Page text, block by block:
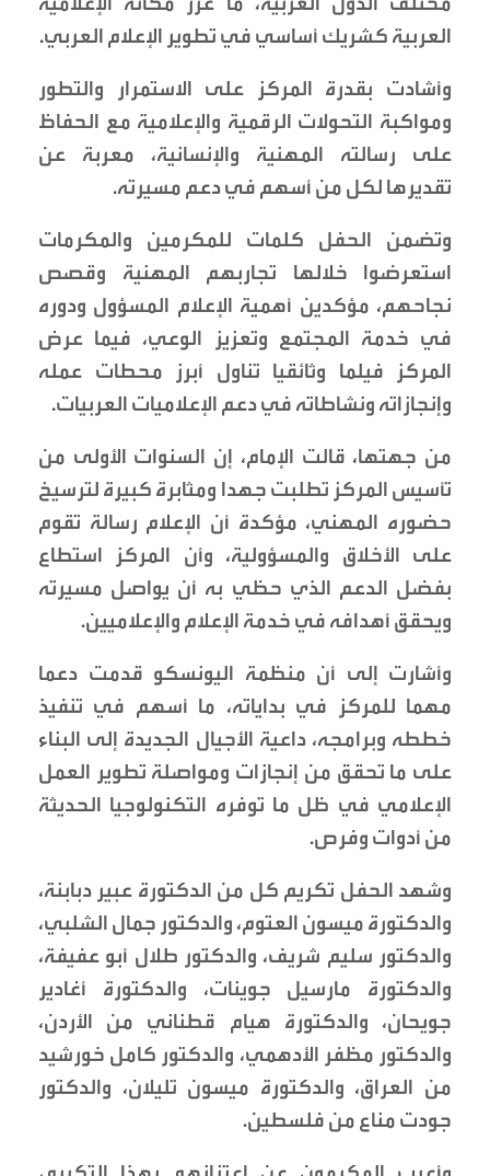
العربية كشريك أساسي في تطوير الإعلام العربي.
وأشادت بقدرة المركز على الاستمرار والتطور
ومواكبة التحولات الرقمية والإعلامية مع الحفاظ
على رسالته المهنية والإنسانية، معربة عن
تقديرها لكل من أسهم في دعم مسيرته.
وتضمن الحفل كلمات للمكرمين والمكرمات
استعرضوا خلالها تجاربهم المهنية وقصص
نجاحهم، مؤكدين أهمية الإعلام المسؤول ودوره
في خدمة المجتمع وتعزيز الوعي، فيما عرض
المركز فيلما وثائقيا تناول أبرز محطات عمله
وإنجازاته ونشاطاته في دعم الإعلاميات العربيات.
من جهتها، قالت الإمام، إن السنوات الأولى من
تأسيس المركز تطلبت جهدا ومثابرة كبيرة لترسيخ
حضوره المهني، مؤكدة أن الإعلام رسالة تقوم
على الأخلاق والمسؤولية، وأن المركز استطاع
بفضل الدعم الذي حظي به أن يواصل مسيرته
ويحقق أهدافه في خدمة الإعلام والإعلاميين.
وأشارت إلى أن منظمة اليونسكو قدمت دعما
مهما للمركز في بداياته، ما أسهم في تنفيذ
خططه وبرامجه، داعية الأجيال الجديدة إلى البناء
على ما تحقق من إنجازات ومواصلة تطوير العمل
الإعلامي في ظل ما توفره التكنولوجيا الحديثة
من أدوات وفرص.
وشهد الحفل تكريم كل من الدكتورة عبير دبابنة،
والدكتورة ميسون العتوم، والدكتور جمال الشلبي،
والدكتور سليم شريف، والدكتور طلال أبو عفيفة،
والدكتورة مارسيل جوينات، والدكتورة أغادير
جويحان، والدكتورة هيام قطناني من الأردن،
والدكتور مظفر الأدهمي، والدكتور كامل خورشيد
من العراق، والدكتورة ميسون تليلان، والدكتور
جودت مناع من فلسطين.